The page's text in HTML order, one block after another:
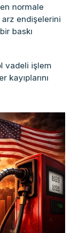
normale
endişelerini
baskı
vadeli işlem
kayıplarını